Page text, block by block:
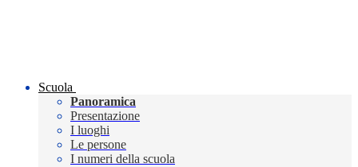
Scuola
Panoramica
Presentazione
I luoghi
Le persone
I numeri della scuola